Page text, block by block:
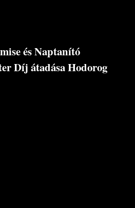
és Naptanító
Díj átadása Hodorog